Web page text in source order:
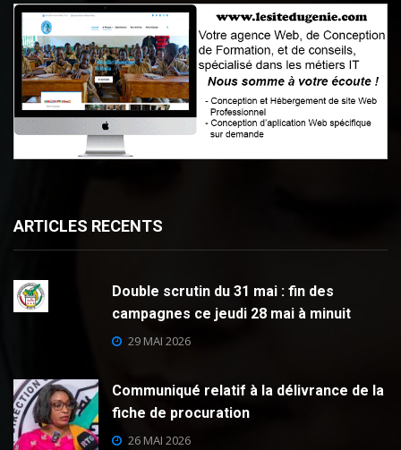
ARTICLES RECENTS
Double scrutin du 31 mai : fin des
campagnes ce jeudi 28 mai à minuit
29 MAI 2026
Communiqué relatif à la délivrance de la
fiche de procuration
26 MAI 2026